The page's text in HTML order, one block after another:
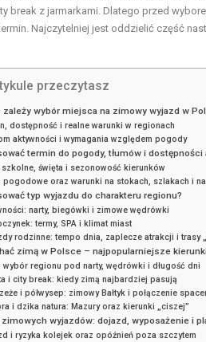
break z jarmarkami. Dlatego przed
Najczytelniej jest oddzielić część
przeczytasz
zależy wybór miejsca na zimowy wyjazd w
dostępność i realne warunki w regionach
aktywności i wymagania względem pogody
termin do pogody, tłumów i dostępności
szkolne, święta i sezonowość kierunków
pogodowe oraz warunki na stokach, szlakach i
typ wyjazdu do charakteru regionu?
narty, biegówki i zimowe wędrówki
termy, SPA i klimat miast
rodzinne: tempo dnia, zaplecze atrakcji i trasy
zimą w Polsce – najpopularniejsze
wybór regionu pod narty, wędrówki i długość dni
i city break: kiedy zimą najbardziej pasują
i półwysep: zimowy Bałtyk i połączenie
i dzika natura: Mazury oraz kierunki „ciszej”
wyjazdów: dojazd, wyposażenie i
i ryzyka kolejek oraz opóźnień poza szczytem